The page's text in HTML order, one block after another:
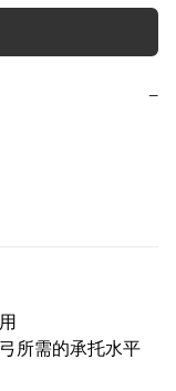
−
所需的承托水平